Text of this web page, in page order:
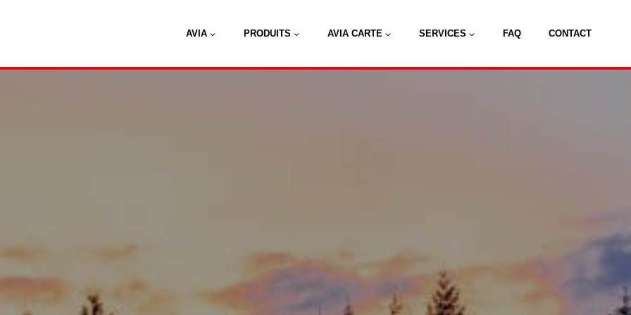
AVIA PRODUITS AVIA CARTE SERVICES FAQ CONTACT